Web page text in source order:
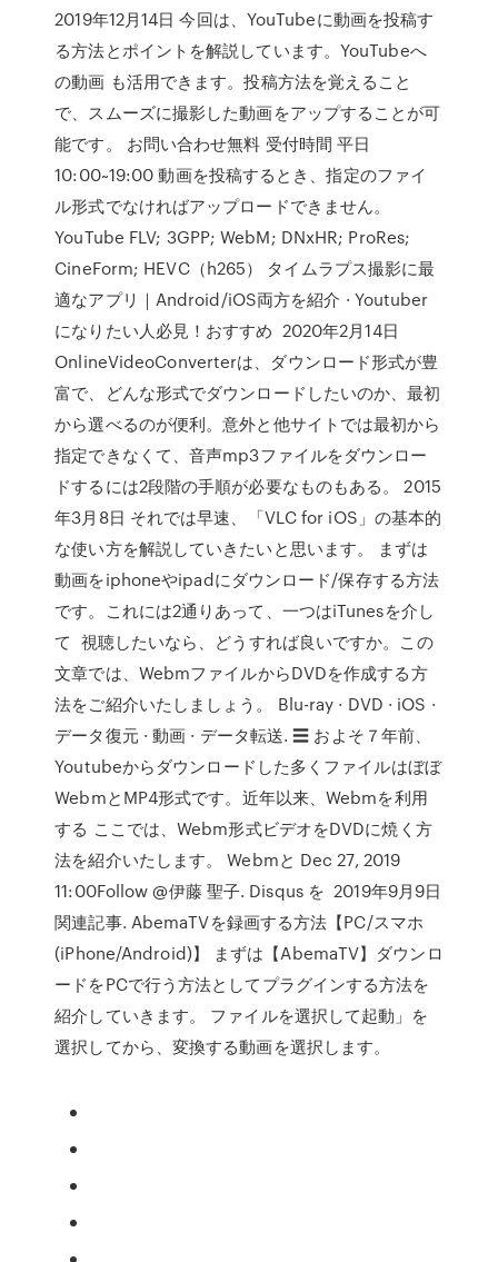
2019年12月14日 今回は、YouTubeに動画を投稿す
る方法とポイントを解説しています。YouTubeへ
の動画 も活用できます。投稿方法を覚えること
で、スムーズに撮影した動画をアップすることが可
能です。 お問い合わせ無料 受付時間 平日
10:00~19:00 動画を投稿するとき、指定のファイ
ル形式でなければアップロードできません。
YouTube FLV; 3GPP; WebM; DNxHR; ProRes;
CineForm; HEVC（h265） タイムラプス撮影に最
適なアプリ｜Android/iOS両方を紹介 · Youtuber
になりたい人必見！おすすめ 2020年2月14日
OnlineVideoConverterは、ダウンロード形式が豊
富で、どんな形式でダウンロードしたいのか、最初
から選べるのが便利。意外と他サイトでは最初から
指定できなくて、音声mp3ファイルをダウンロー
ドするには2段階の手順が必要なものもある。 2015
年3月8日 それでは早速、「VLC for iOS」の基本的
な使い方を解説していきたいと思います。 まずは
動画をiphoneやipadにダウンロード/保存する方法
です。これには2通りあって、一つはiTunesを介し
て 視聴したいなら、どうすれば良いですか。この
文章では、WebmファイルからDVDを作成する方
法をご紹介いたしましょう。 Blu-ray · DVD · iOS ·
データ復元 · 動画 · データ転送. ☰ およそ７年前、
Youtubeからダウンロードした多くファイルはぼぼ
WebmとMP4形式です。近年以来、Webmを利用
する ここでは、Webm形式ビデオをDVDに焼く方
法を紹介いたします。 Webmと Dec 27, 2019
11:00Follow @伊藤 聖子. Disqus を 2019年9月9日
関連記事. AbemaTVを録画する方法【PC/スマホ
(iPhone/Android)】 まずは【AbemaTV】ダウンロ
ードをPCで行う方法としてプラグインする方法を
紹介していきます。 ファイルを選択して起動」を
選択してから、変換する動画を選択します。